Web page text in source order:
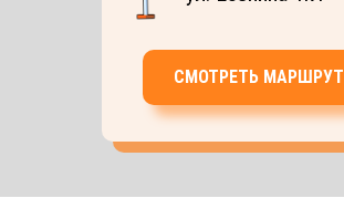
СМОТРЕТЬ МАРШРУТ